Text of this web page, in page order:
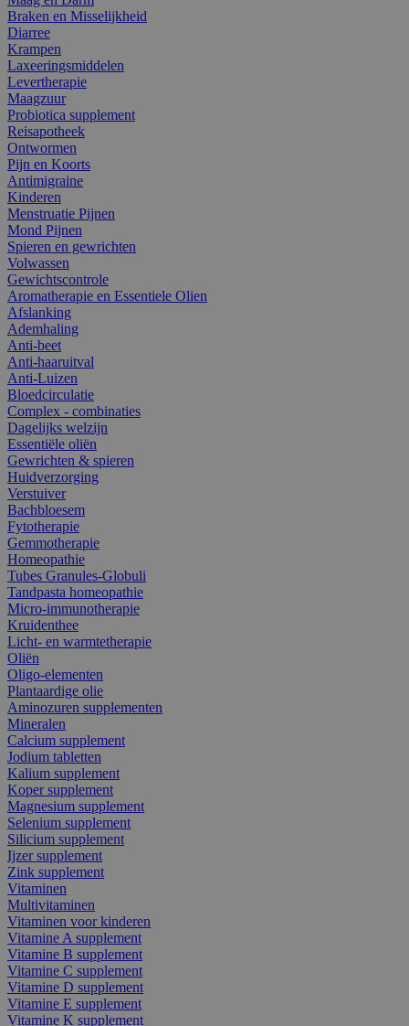
Braken en Misselijkheid
Diarree
Krampen
Laxeeringsmiddelen
Levertherapie
Maagzuur
Probiotica supplement
Reisapotheek
Ontwormen
Pijn en Koorts
Antimigraine
Kinderen
Menstruatie Pijnen
Mond Pijnen
Spieren en gewrichten
Volwassen
Gewichtscontrole
Aromatherapie en Essentiele Olien
Afslanking
Ademhaling
Anti-beet
Anti-haaruitval
Anti-Luizen
Bloedcirculatie
Complex - combinaties
Dagelijks welzijn
Essentiële oliën
Gewrichten & spieren
Huidverzorging
Verstuiver
Bachbloesem
Fytotherapie
Gemmotherapie
Homeopathie
Tubes Granules-Globuli
Tandpasta homeopathie
Micro-immunotherapie
Kruidenthee
Licht- en warmtetherapie
Oliën
Oligo-elementen
Plantaardige olie
Aminozuren supplementen
Mineralen
Calcium supplement
Jodium tabletten
Kalium supplement
Koper supplement
Magnesium supplement
Selenium supplement
Silicium supplement
Ijzer supplement
Zink supplement
Vitaminen
Multivitaminen
Vitaminen voor kinderen
Vitamine A supplement
Vitamine B supplement
Vitamine C supplement
Vitamine D supplement
Vitamine E supplement
Vitamine K supplement